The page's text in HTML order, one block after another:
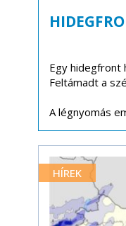
Egy hidegfront
Feltámadt a
A légnyomás
HÍREK